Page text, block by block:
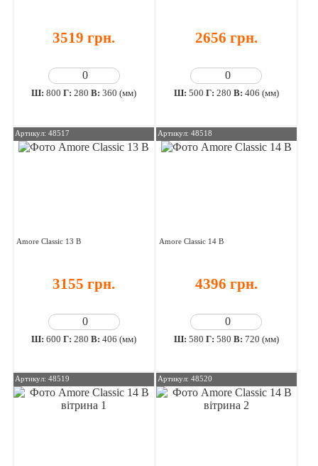
3519 грн.
Ш:800 Г:280 В:360 (мм)
2656 грн.
Ш: 500 Г: 280 В: 406 (мм)
Артикул: 48517
Amore Classic 13 В
3155 грн.
Ш:600 Г:280 В:406 (мм)
Артикул: 48518
Amore Classic 14 В
4396 грн.
Ш: 580 Г: 580 В: 720 (мм)
Артикул: 48519 Артикул: 48520